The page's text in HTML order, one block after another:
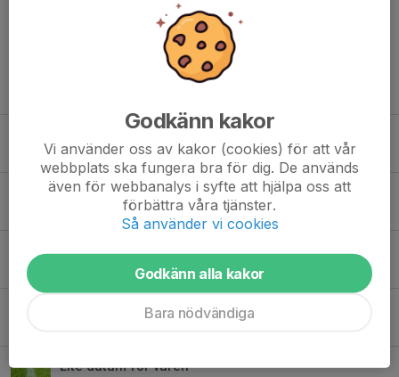
3 aug, 16:22 1
Information om Bullerbyn Cup
22 jun, 08:07 0
Vårsäsongen 2026
14 jun, 21:34 0
Uppdatering för hösten
Lite datum för våren
Godkänn kakor
Vi använder oss av kakor (cookies) för att vår
webbplats ska fungera bra för dig. De används
även för webbanalys i syfte att hjälpa oss att
förbättra våra tjänster.
Så använder vi cookies
Godkänn alla kakor
Bara nödvändiga